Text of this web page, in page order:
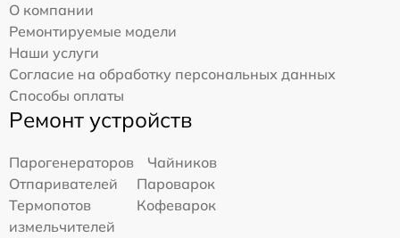
О компании
Ремонтируемые модели
Наши услуги
Согласие на обработку персональных данных
Способы оплаты
Ремонт устройств
Парогенераторов
Чайников
Отпаривателей
Пароварок
Термопотов
Кофеварок
измельчителей